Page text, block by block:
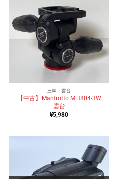
三脚・雲台
【中古】Manfrotto MH804-3W
雲台
¥5,980